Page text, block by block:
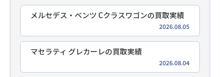
メルセデス・ベンツ Cクラスワゴンの買取実績
2026.08.05
マセラティ グレカーレの買取実績
2026.08.04